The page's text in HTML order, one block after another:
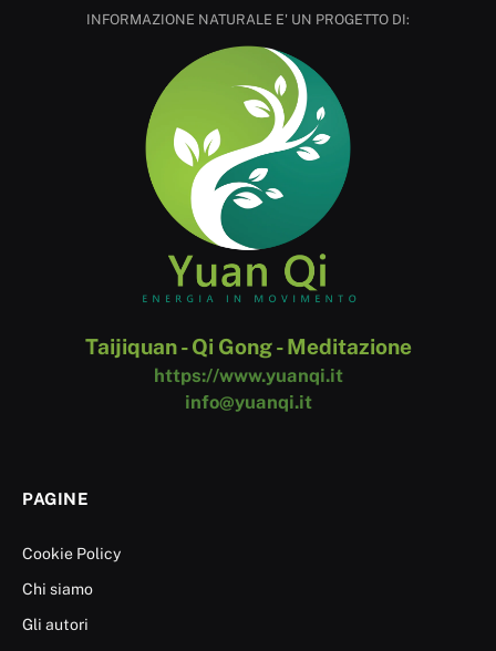
INFORMAZIONE NATURALE E' UN PROGETTO DI:
Taijiquan - Qi Gong - Meditazione
https://www.yuanqi.it
info@yuanqi.it
PAGINE
Cookie Policy
Chi siamo
Gli autori